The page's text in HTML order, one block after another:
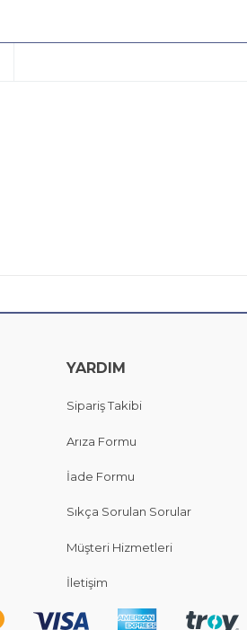
YARDIM
Sipariş Takibi
Arıza Formu
İade Formu
Sıkça Sorulan Sorular
Müşteri Hizmetleri
İletişim